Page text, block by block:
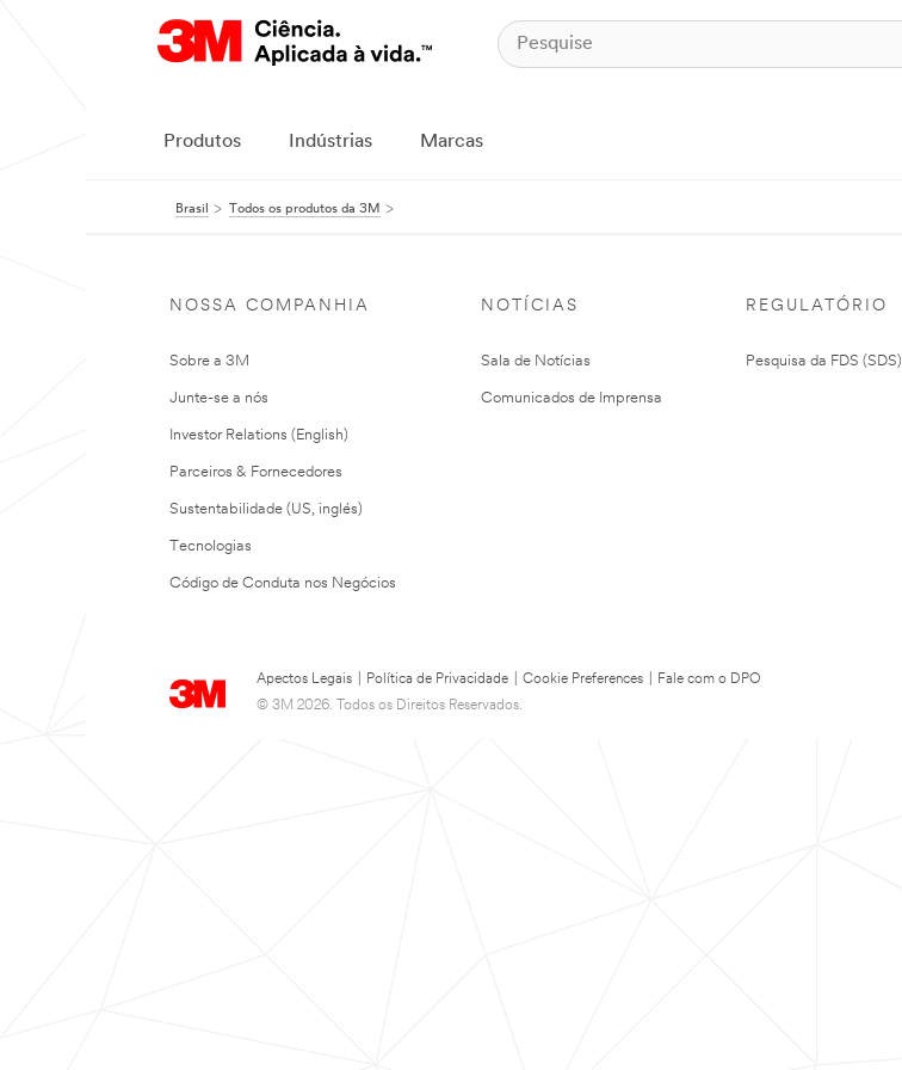
Produtos Indústrias Marcas
Brasil Todos os produtos da 3M
NOSSA COMPANHIA
Sobre a 3M
Junte-se a nós
Investor Relations (English)
Parceiros & Fornecedores
Sustentabilidade (US, inglés)
Tecnologias
Código de Conduta nos Negócios
NOTÍCIAS
Sala de Notícias
Comunicados de Imprensa
REGULATÓRIO
Pesquisa da FDS (SDS)
Apectos Legais Política de Privacidade Cookie Preferences
Fale com o DPO
© 3M 2026. Todos os Direitos Reservados.